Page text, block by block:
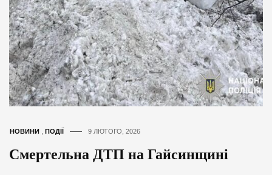
НОВИНИ ПОДІЇ 9 ЛЮТОГО, 2026
Смертельна ДТП на Гайсинщині